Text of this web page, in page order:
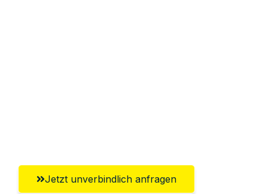
Jetzt unverbindlich anfragen